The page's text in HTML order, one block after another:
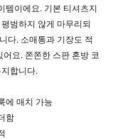
템이에요. 기본 티셔츠지
범하지 않게 마무리되
다. 소매통과 기장도 적
요. 쫀쫀한 스판 혼방 코
합니다.
에 매치 가능
함